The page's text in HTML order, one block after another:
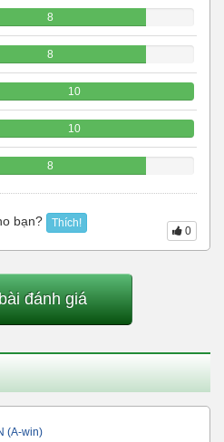
8
8
10
10
8
bạn? Thích!
0
đánh giá
(A-win)